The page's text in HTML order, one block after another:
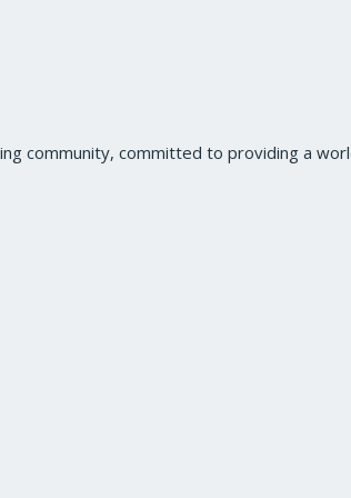
community, committed to providing a